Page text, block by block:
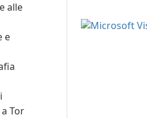
alle
e
Tor